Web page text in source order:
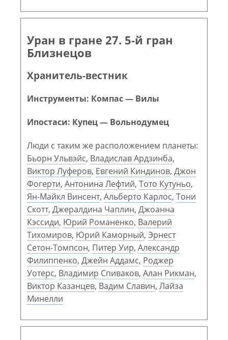
Уран в гране 27. 5-й гран
Близнецов
Хранитель-вестник
Инструменты: Компас — Вилы
Ипостаси: Купец — Вольнодумец
Люди с таким же расположением планеты:
Бьорн Ульвэйс, Владислав Ардзинба,
Виктор Луферов, Евгений Киндинов, Джон
Фогерти, Антонина Лефтий, Тото Кутуньо,
Ян-Майкл Винсент, Альберто Карлос, Тони
Скотт, Джералдина Чаплин, Джоанна
Кэссиди, Юрий Романенко, Валерий
Тихомиров, Юрий Каморный, Эрнест
Сетон-Томпсон, Питер Уир, Александр
Филиппенко, Джейн Аддамс, Роджер
Уотерс, Владимир Спиваков, Алан Рикман,
Виктор Казанцев, Вадим Славин, Лайза
Минелли